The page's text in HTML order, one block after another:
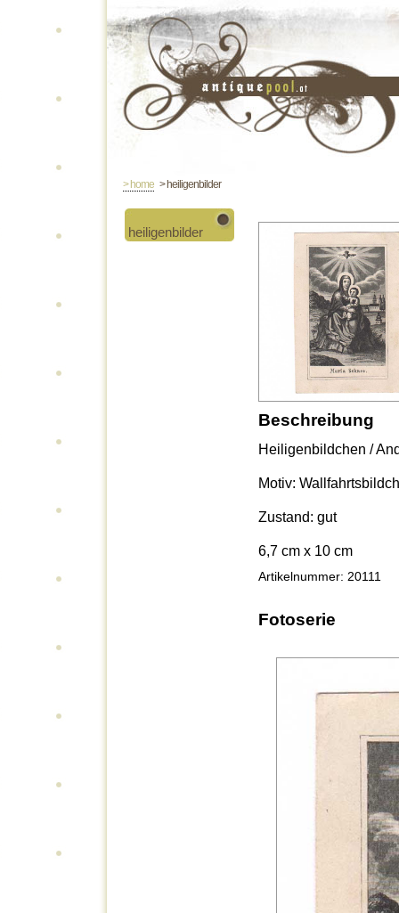
> home > heiligenbilder
heiligenbilder
Beschreibung
Heiligenbildchen /
Motiv:
Zustand: gut
6,7 cm x 10 cm
Artikelnummer: 20111
Fotoserie